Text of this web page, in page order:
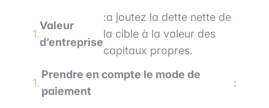
Valeur
d’entreprise
:a joutez la dette nette de
la cible à la valeur des
capitaux propres.
Prendre en compte le mode de
paiement
: